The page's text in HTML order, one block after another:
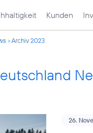
Kunden
Archiv 2023
26.